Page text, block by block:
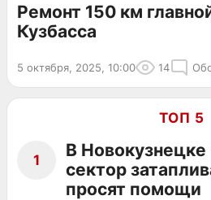
Ремонт 150 км
Кузбасса
5 октября, 2025, 10:00 14
ТОП 5
1
В Новокузнецке
сектор
просят помощи